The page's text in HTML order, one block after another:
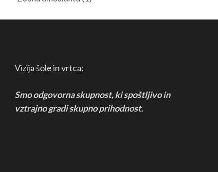
Vizija šole in vrtca:
Smo odgovorna skupnost, ki spoštljivo in
vztrajnogradi skupno prihodnost.